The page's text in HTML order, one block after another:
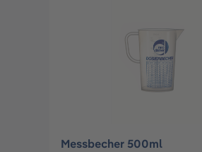
Messbecher 500ml